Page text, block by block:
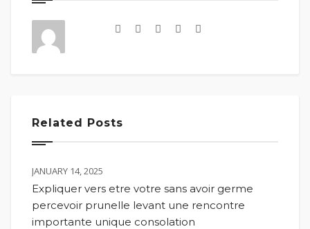
Related Posts
JANUARY 14, 2025
Expliquer vers etre votre sans avoir germe
percevoir prunelle levant une rencontre
importante unique consolation